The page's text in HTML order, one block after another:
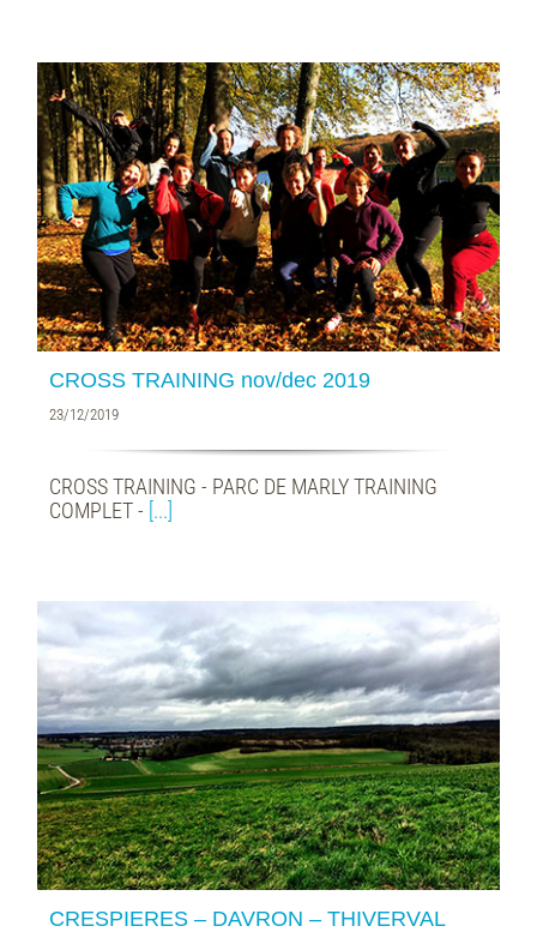
CROSS TRAINING nov/dec 2019
23/12/2019
CROSS TRAINING - PARC DE MARLY TRAINING
COMPLET - [...]
CRESPIERES – DAVRON – THIVERVAL